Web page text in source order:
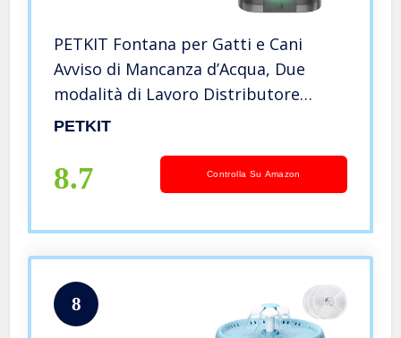
PETKIT Fontana per Gatti e Cani
Avviso di Mancanza d’Acqua, Due
modalità di Lavoro Distributore
d’Acqua per Gatti-1,85L Silenzioso,
Animali Domestici
PETKIT
8.7 Controlla Su Amazon
8